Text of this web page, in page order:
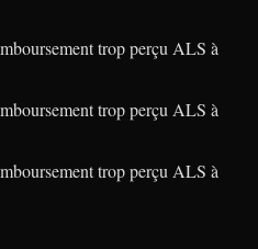
trop perçu ALS à
trop perçu ALS à
trop perçu ALS à